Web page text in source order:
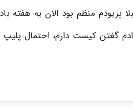
اسپرولاکتونون و متفورین وکابرگولین دادن ۶ماه مصرف کردم
شد ۱۲روزه پریودنشدم. امروز سونوانجام دادم